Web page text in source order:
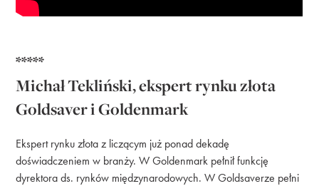
*****
Michał Tekliński, ekspert rynku złota
Goldsaver i Goldenmark
Ekspert rynku złota z liczącym już ponad dekadę
doświadczeniem w branży. W Goldenmark pełnił funkcję
dyrektora ds. rynków międzynarodowych. W Goldsaverze pełni